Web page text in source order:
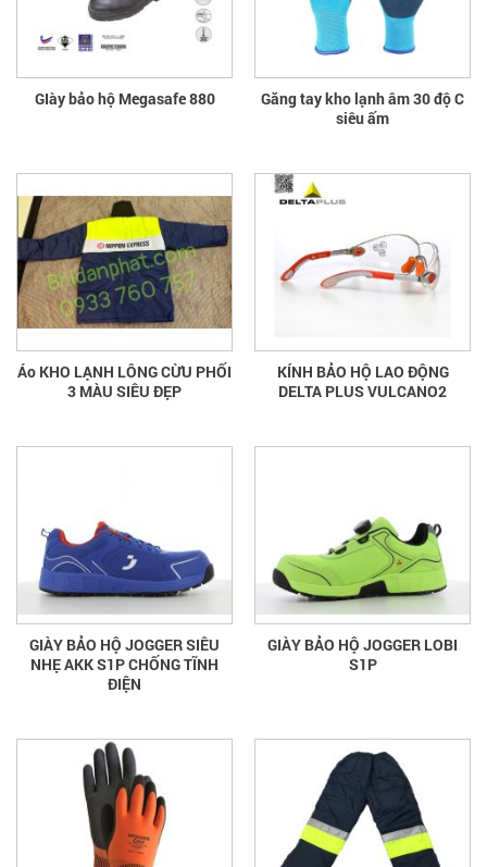
GIày bảo hộ Megasafe 880
Găng tay kho lạnh âm 30 độ C
siêu ấm
Áo KHO LẠNH LÔNG CỪU PHỐI
3 MÀU SIÊU ĐẸP
KÍNH BẢO HỘ LAO ĐỘNG
DELTA PLUS VULCANO2
GIÀY BẢO HỘ JOGGER SIÊU
NHẸ AKK S1P CHỐNG TĨNH
ĐIỆN
GIÀY BẢO HỘ JOGGER LOBI
S1P